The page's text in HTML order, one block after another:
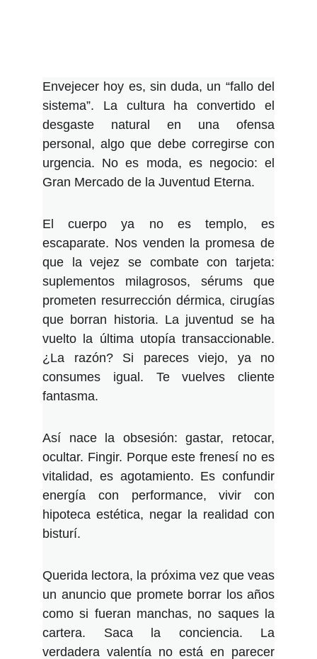
Envejecer hoy es, sin duda, un “fallo del
sistema”. La cultura ha convertido el
desgaste natural en una ofensa
personal, algo que debe corregirse con
urgencia. No es moda, es negocio: el
Gran Mercado de la Juventud Eterna.
El cuerpo ya no es templo, es
escaparate. Nos venden la promesa de
que la vejez se combate con tarjeta:
suplementos milagrosos, sérums que
prometen resurrección dérmica, cirugías
que borran historia. La juventud se ha
vuelto la última utopía transaccionable.
¿La razón? Si pareces viejo, ya no
consumes igual. Te vuelves cliente
fantasma.
Así nace la obsesión: gastar, retocar,
ocultar. Fingir. Porque este frenesí no es
vitalidad, es agotamiento. Es confundir
energía con performance, vivir con
hipoteca estética, negar la realidad con
bisturí.
Querida lectora, la próxima vez que veas
un anuncio que promete borrar los años
como si fueran manchas, no saques la
cartera. Saca la conciencia. La
verdadera valentía no está en parecer